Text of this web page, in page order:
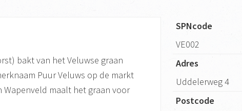
bakt van het Veluwse graan
Puur Veluws op de markt
Wapenveld maalt het graan voor
SPNcode
VE002
Adres
Uddelerweg 4
Postcode